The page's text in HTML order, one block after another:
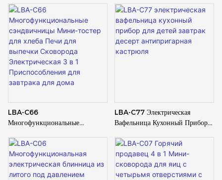
Хлеба С 2 Слотами Для
Ломтиков
Для Завтрака, Пицца, Торт,
Домашняя Электрическая
Встраиваемая Духовка 11 Л
LBA-C66
Многофункциональные
Хлеба Печи Для Выпечки
Сковорода Электрическая 3 В 1
Приспособления Для Завтрака
Для Дома
LBA-C77 Электрическая
Вафельница Кухонный Прибор
Антипригарная Кастрюля